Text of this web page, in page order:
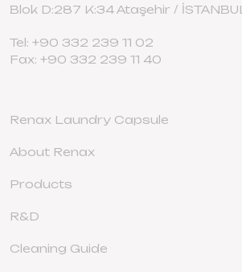
Blok D:287 K:34 Ataşehir / İSTANBUL
Tel: +90 332 239 11 02
Fax: +90 332 239 11 40
Renax Laundry Capsule
About Renax
Products
R&D
Cleaning Guide